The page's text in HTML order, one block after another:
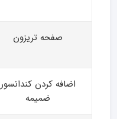
صفحه تریزون
اضافه کردن کندانسور
ضمیمه